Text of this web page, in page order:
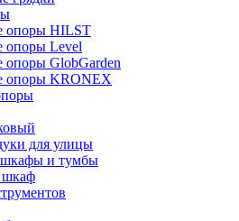
опоры HILST
опоры Level
опоры GlobGarden
опоры KRONEX
для улицы
и тумбы
шкаф